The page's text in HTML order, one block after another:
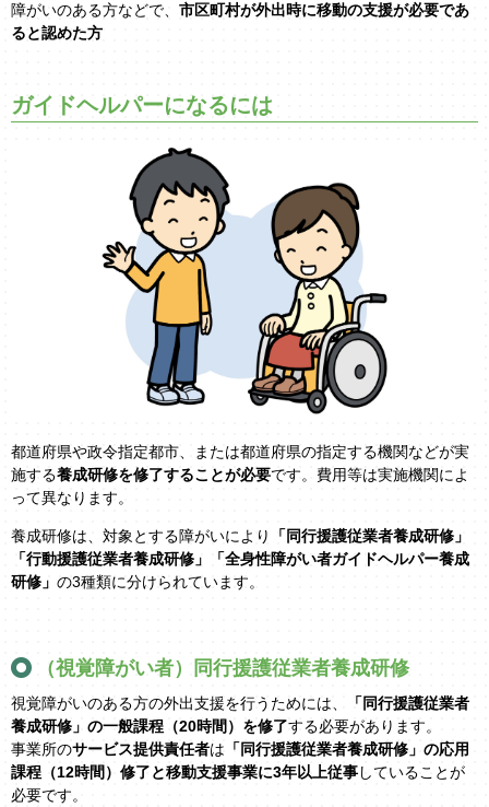
障がいのある方などで、 市区町村が外出時に移動の支援が必要であ
ると認めた方
ガイドヘルパーになるには
都道府県や政令指定都市、または都道府県の指定する機関などが実
施する養成研修を修了することが必要です。費用等は実施機関によ
って異なります。
養成研修は、対象とする障がいにより
「同行援護従業者養成研修」
「行動援護従業者養成研修」「全身性障がい者ガイドヘルパー養成
研修」 の3種類に分けられています。
（視覚障がい者）同行援護従業者養成研修
視覚障がいのある方の外出支援を行うためには、
「同行援護従業者
養成研修」の一般課程（20時間）を修了する必要があります。
事業所のサービス提供責任者は 「同行援護従業者養成研修」の応用
課程（12時間）修了と移動支援事業に3年以上従事していることが
必要です。